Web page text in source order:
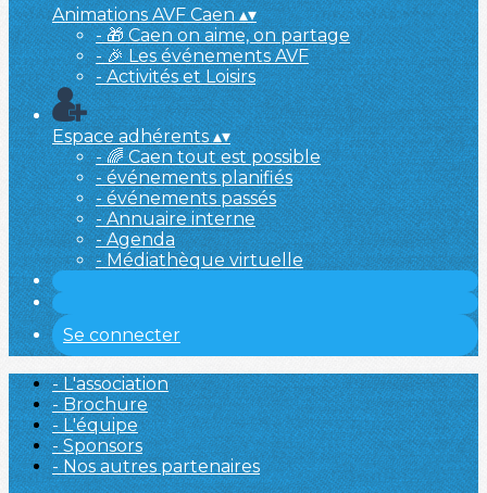
Animations AVF Caen▴▾
- 🎁 Caen on aime, on partage
- 🎉 Les événements AVF
- Activités et Loisirs
Espace adhérents▴▾
- 🌈 Caen tout est possible
- événements planifiés
- événements passés
- Annuaire interne
- Agenda
- Médiathèque virtuelle
Se connecter
- L'association
- Brochure
- L'équipe
- Sponsors
- Nos autres partenaires